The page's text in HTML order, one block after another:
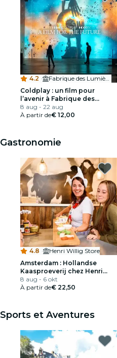
4.2 ·
Fabrique des Lumières
Coldplay : un film pour
l’avenir à Fabrique des
Lumières
8 aug - 22 aug
À partir de€ 12,00
Gastronomie
4.8 ·
Henri Willig Store
Amsterdam : Hollandse
Kaasproeverij chez Henri
Willig
8 aug - 6 okt
À partir de€ 22,50
Sports et Aventures